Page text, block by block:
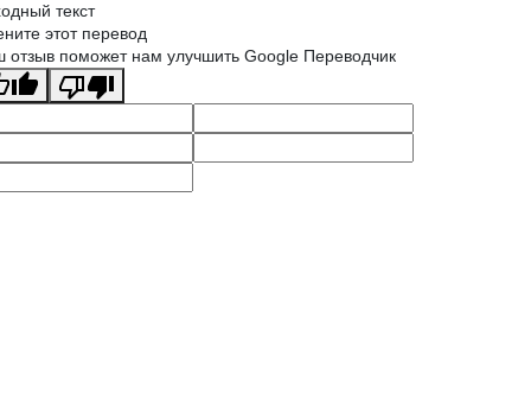
текст
этот перевод
отзыв поможет нам улучшить Google Переводчик